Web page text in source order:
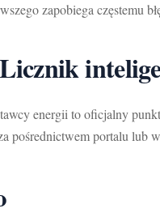
zapobiega częstemu
energii to oficjalny
pośrednictwem portalu lub